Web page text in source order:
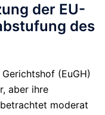
der EU-
des
(EuGH)
aber ihre
moderat